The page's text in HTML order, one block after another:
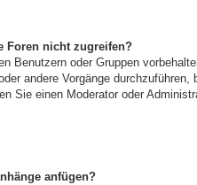
Foren nicht zugreifen?
Benutzern oder Gruppen
andere Vorgänge durchzuführen,
Sie einen Moderator oder
anfügen?